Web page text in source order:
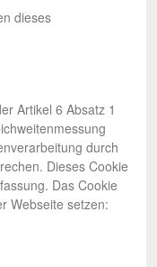
dieses
Artikel 6 Absatz 1
durch
Dieses Cookie
Das Cookie
Webseite setzen: